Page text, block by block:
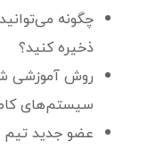
چگونه
ذخیره کنید؟
روش آموزشی
سیستم‌های
عضو جدید تیم